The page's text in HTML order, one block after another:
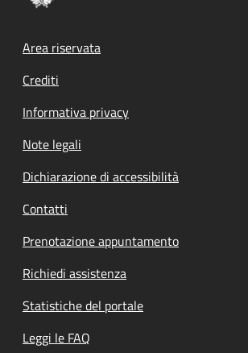
Footer menu
Area riservata
Crediti
Informativa privacy
Note legali
Dichiarazione di accessibilità
Contatti
Prenotazione appuntamento
Richiedi assistenza
Statistiche del portale
Leggi le FAQ